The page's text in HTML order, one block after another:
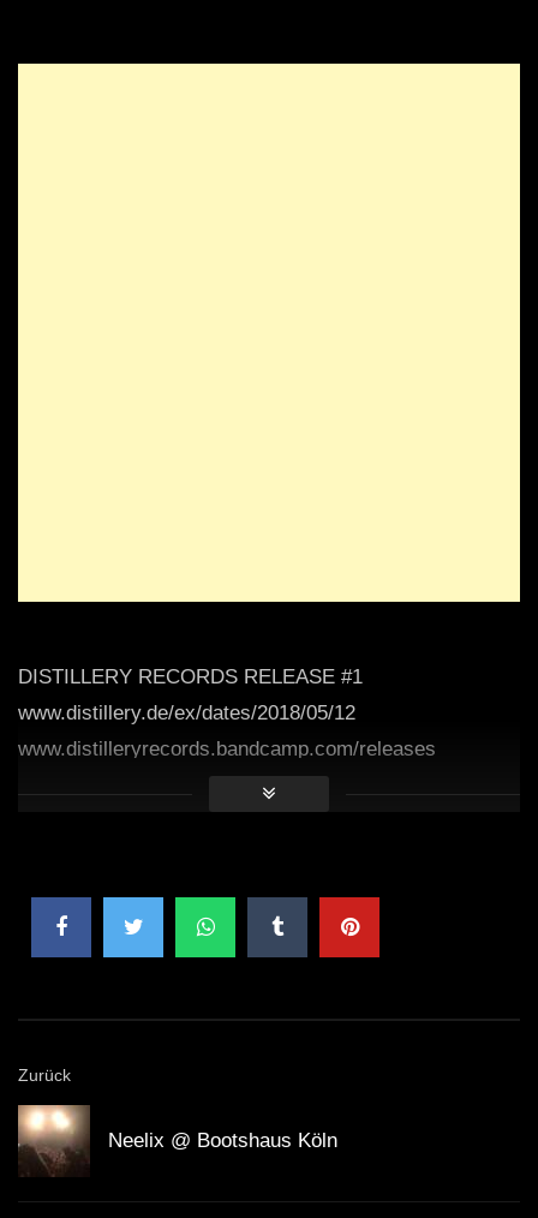
DISTILLERY RECORDS RELEASE #1
www.distillery.de/ex/dates/2018/05/12
www.distilleryrecords.bandcamp.com/releases
Zurück
Neelix @ Bootshaus Köln